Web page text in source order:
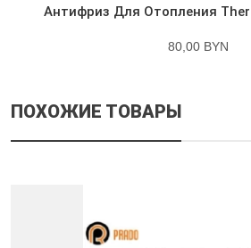
Антифриз Для Отопления
80,00 BYN
ПОХОЖИЕ ТОВАРЫ